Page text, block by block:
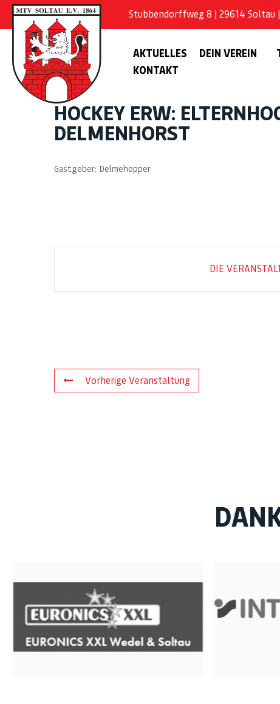
Stubbendorffweg 8 | 29614 Soltau
AKTUELLES DEIN VEREIN
KONTAKT
HOCKEY ERW:
DELMENHORST
Gastgeber: Delmehopper
DIE
Vorherige Veranstaltung